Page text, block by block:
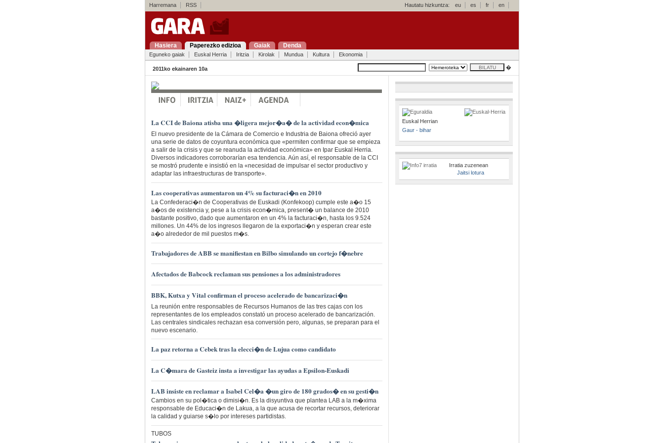
Harremana RSS Hautatu hizkuntza: eu es fr en
Hasiera Paperezko edizioa Gaiak Denda
Eguneko gaiak Euskal Herria Iritzia Kirolak Mundua Kultura Ekonomia
2011ko ekainaren 10a �
La CCI de Baiona atisba una �ligera mejor�a� de la actividad econ�mica
El nuevo presidente de la Cámara de Comercio e Industria de Baiona ofreció ayer
una serie de datos de coyuntura económica que «permiten confirmar que se empieza
a salir de la crisis y que se reanuda la actividad económica» en Ipar Euskal Herria.
Diversos indicadores corroborarían esa tendencia. Aún así, el responsable de la CCI
se mostró prudente e insistió en la «necesidad de impulsar el sector productivo y
adaptar las infraestructuras de transporte».
Las cooperativas aumentaron un 4% su facturaci�n en 2010
La Confederaci�n de Cooperativas de Euskadi (Konfekoop) cumple este a�o 15
a�os de existencia y, pese a la crisis econ�mica, present� un balance de 2010
bastante positivo, dado que aumentaron en un 4% la facturaci�n, hasta los 9.524
millones. Un 44% de los ingresos llegaron de la exportaci�n y esperan crear este
a�o alrededor de mil puestos m�s.
Trabajadores de ABB se manifiestan en Bilbo simulando un cortejo f�nebre
Afectados de Babcock reclaman sus pensiones a los administradores
BBK, Kutxa y Vital confirman el proceso acelerado de bancarizaci�n
La reunión entre responsables de Recursos Humanos de las tres cajas con los
representantes de los empleados constató un proceso acelerado de bancarización.
Las centrales sindicales rechazan esa conversión pero, algunas, se preparan para el
nuevo escenario.
La paz retorna a Cebek tras la elecci�n de Lujua como candidato
La C�mara de Gasteiz insta a investigar las ayudas a Epsilon-Euskadi
LAB insiste en reclamar a Isabel Cel�a �un giro de 180 grados� en su gesti�n
Cambios en su pol�tica o dimisi�n. Es la disyuntiva que plantea LAB a la m�xima
responsable de Educaci�n de Lakua, a la que acusa de recortar recursos, deteriorar
la calidad y guiarse s�lo por intereses partidistas.
TUBOS
Euskal Herrian
Gaur - bihar
Irratia zuzenean
Jaitsi lotura